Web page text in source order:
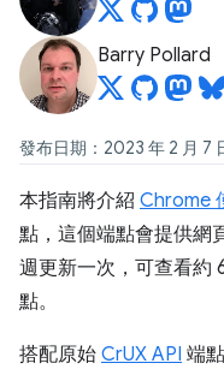
Barry Pollard
發布日期：2023 年 2 月 7
本指南將介紹 Chrome
點，這個端點會提供網
週更新一次，可查看約
點。
搭配原始 CrUX API 端